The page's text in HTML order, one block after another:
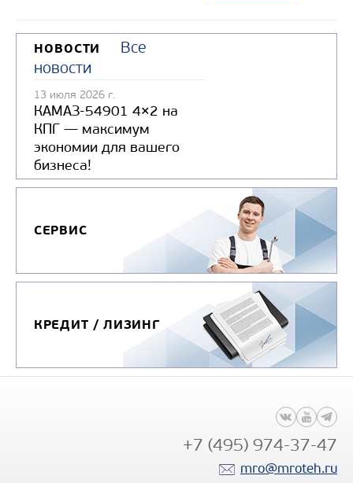
НОВОСТИ
Все
новости
13 июля 2026 г.
КАМАЗ-54901 4×2 на
КПГ — максимум
экономии для вашего
бизнеса!
СЕРВИС
КРЕДИТ / ЛИЗИНГ
+7 (495) 974-37-47
mro@mroteh.ru